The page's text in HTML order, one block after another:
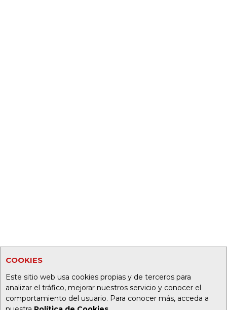
COOKIES
Este sitio web usa cookies propias y de terceros para
analizar el tráfico, mejorar nuestros servicio y conocer el
comportamiento del usuario. Para conocer más, acceda a